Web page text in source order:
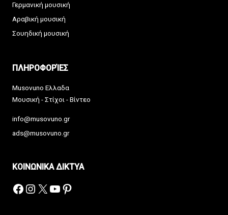
Γερμανική μουσική
Αραβική μουσική
Σουηδική μουσική
ΠΛΗΡΟΦΟΡΊΕΣ
Musovuno Ελλαδα
Μουσική - Στίχοι - Βίντεο
info@musovuno.gr
ads@musovuno.gr
ΚΟΙΝΩΝΙΚΑ ΔΙΚΤΥΑ
Facebook
Instagram
X YouTube
Pinterest